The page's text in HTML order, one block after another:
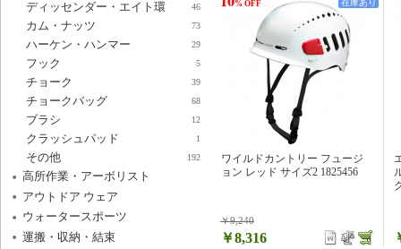
ワイルドカントリー フュージ
ョン レッド サイズ2 1825456
￥9,240
% OFF
￥8,316
在庫あり
ディッセンダー・エイト環 46
カム・ナッツ 73
ハーケン・ハンマー 29
フック 5
チョーク 39
チョークバッグ 68
ブラシ 12
クラッシュパッド 1
その他 192
高所作業・アーボリスト
アウトドア ウェア
ウォータースポーツ
運搬・収納・結束